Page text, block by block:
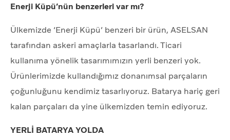
Enerji Küpü’nün benzerleri var mı?
Ülkemizde ‘Enerji Küpü’ benzeri bir ürün, ASELSAN
tarafından askeri amaçlarla tasarlandı. Ticari
kullanıma yönelik tasarımımızın yerli benzeri yok.
Ürünlerimizde kullandığımız donanımsal parçaların
çoğunluğunu kendimiz tasarlıyoruz. Batarya hariç geri
kalan parçaları da yine ülkemizden temin ediyoruz.
YERLİ BATARYA YOLDA